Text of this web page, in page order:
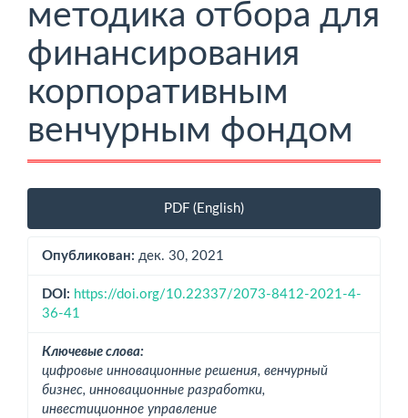
методика отбора для
финансирования
корпоративным
венчурным фондом
Боковая
панель
статьи
PDF (English)
Опубликован: дек. 30, 2021
DOI: https://doi.org/10.22337/2073-8412-2021-4-
36-41
Ключевые слова:
цифровые инновационные решения, венчурный
бизнес, инновационные разработки,
инвестиционное управление